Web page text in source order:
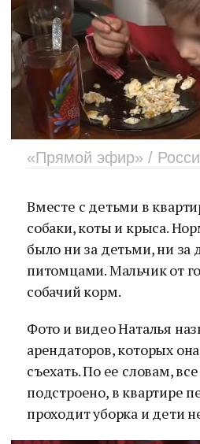
«Прямой эфир» /
Вместе с детьми в
собаки, коты и крыса.
было ни за детьми, ни
питомцами. Мальчик от
собачий корм.
Фото и видео Наталья
арендаторов, которых
съехать. По ее словам,
подстроено, в квартире
проходит уборка и дети